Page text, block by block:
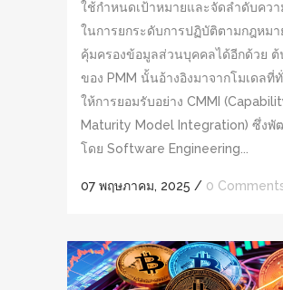
ใช้กำหนดเป้าหมายและจัดลำดับคว
ในการยกระดับการปฏิบัติตามกฎหมา
คุ้มครองข้อมูลส่วนบุคคลได้อีกด้วย
ของ PMM นั้นอ้างอิงมาจากโมเดลที่
ให้การยอมรับอย่าง CMMI
Maturity Model Integration) ซึ่งพั
โดย Software Engineering...
07 พฤษภาคม, 2025 / 0